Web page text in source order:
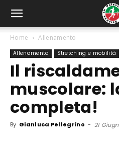
Home Allenamento
Allenamento Stretching e mobilità
Il
muscolare:
completa!
By Gianluca Pellegrino - 21